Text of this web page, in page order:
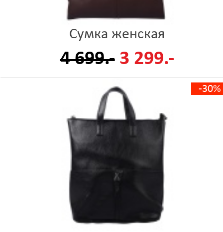
Сумка женская
4 699.- 3 299.-
-30%